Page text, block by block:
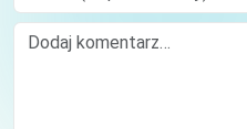
Comment